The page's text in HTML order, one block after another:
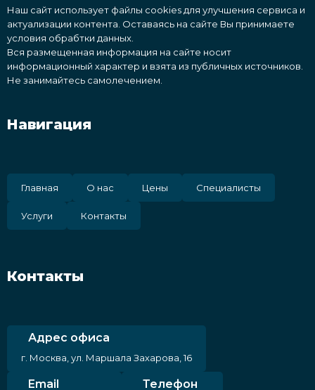
Наш сайт использует файлы cookies для улучшения сервиса и
актуализации контента. Оставаясь на сайте Вы принимаете
условия обрабтки данных.
Вся размещенная информация на сайте носит
информационный характер и взята из публичных источников.
Не занимайтесь самолечением.
Навигация
Главная О нас Цены Специалисты
Услуги Контакты
Контакты
Адрес офиса
г. Москва, ул. Маршала Захарова, 16
Email Телефон